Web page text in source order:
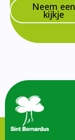
Neem een
kijkje